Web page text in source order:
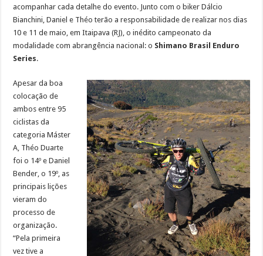
acompanhar cada detalhe do evento. Junto com o biker Dálcio
Bianchini, Daniel e Théo terão a responsabilidade de realizar nos dias
10 e 11 de maio, em Itaipava (RJ), o inédito campeonato da
modalidade com abrangência nacional: o Shimano Brasil Enduro
Series.
Apesar da boa
colocação de
ambos entre 95
ciclistas da
categoria Máster
A, Théo Duarte
foi o 14º e Daniel
Bender, o 19º, as
principais lições
vieram do
processo de
organização.
“Pela primeira
vez tive a